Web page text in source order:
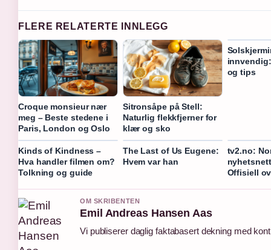
FLERE RELATERTE INNLEGG
Croque monsieur nær
meg – Beste stedene i
Paris, London og Oslo
Sitronsåpe på Stell:
Naturlig flekkfjerner for
klær og sko
og tips
Kinds of Kindness –
Hva handler filmen om?
Tolkning og guide
The Last of Us Eugene:
Hvem var han
tv2.no:
Offisiell
OM SKRIBENTEN
Emil Andreas Hansen Aas
Vi publiserer daglig faktabasert dekning med